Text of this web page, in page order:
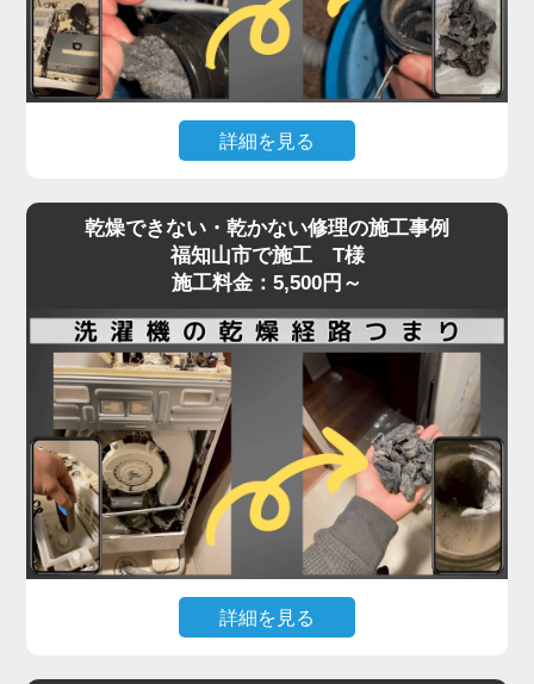
詳細を見る
くなった場合、内部に詰まった汚れや異物が原因で
あることが少なくありません。
排水口や排水フィルターの清掃で改善しない場合、
洗濯機内部のホースやポンプ部分に詰まりが起きて
いる可能性が高く、分解作業が必要となる専門的な
修理が求められます。実際の現場では、ホコリ・洗
剤カス・髪の毛などが固まり、水の流れを完全に塞
いでいることも。
排水エラーや脱水中の停止などの症状が出た場合、
無理に使用を続けるとモーターや基板の故障につな
がり、修理費用が高額になるリスクもあります。
「家電の達人」では、こうした内部詰まりの除去や
排水系統の点検・修理を最短即日で対応可能。
乾燥できない・乾かない修理の施工事例
福知山市で施工 T様
施工料金：5,500円～
詳細を見る